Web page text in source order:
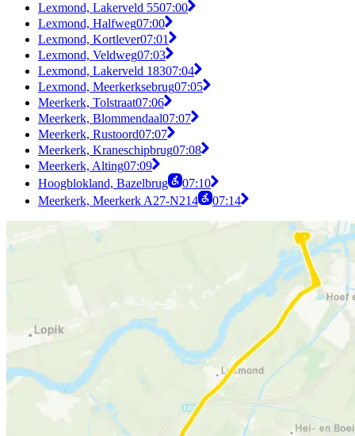
Lexmond, Lakerveld 5507:00
Lexmond, Halfweg07:00
Lexmond, Kortlever07:01
Lexmond, Veldweg07:03
Lexmond, Lakerveld 18307:04
Lexmond, Meerkerksebrug07:05
Meerkerk, Tolstraat07:06
Meerkerk, Blommendaal07:07
Meerkerk, Rustoord07:07
Meerkerk, Kraneschipbrug07:08
Meerkerk, Alting07:09
Hoogblokland, Bazelbrug
07:10
Meerkerk, Meerkerk A27-N214
07:14